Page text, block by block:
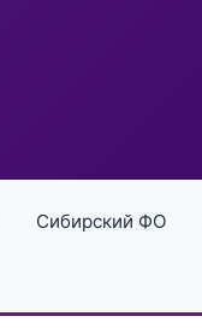
Сибирский ФО